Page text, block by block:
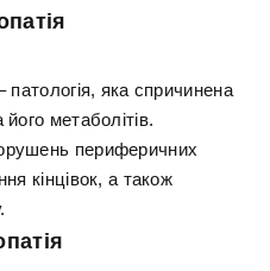
патологія, яка спричинена
метаболітів.
периферичних
кінцівок, а також